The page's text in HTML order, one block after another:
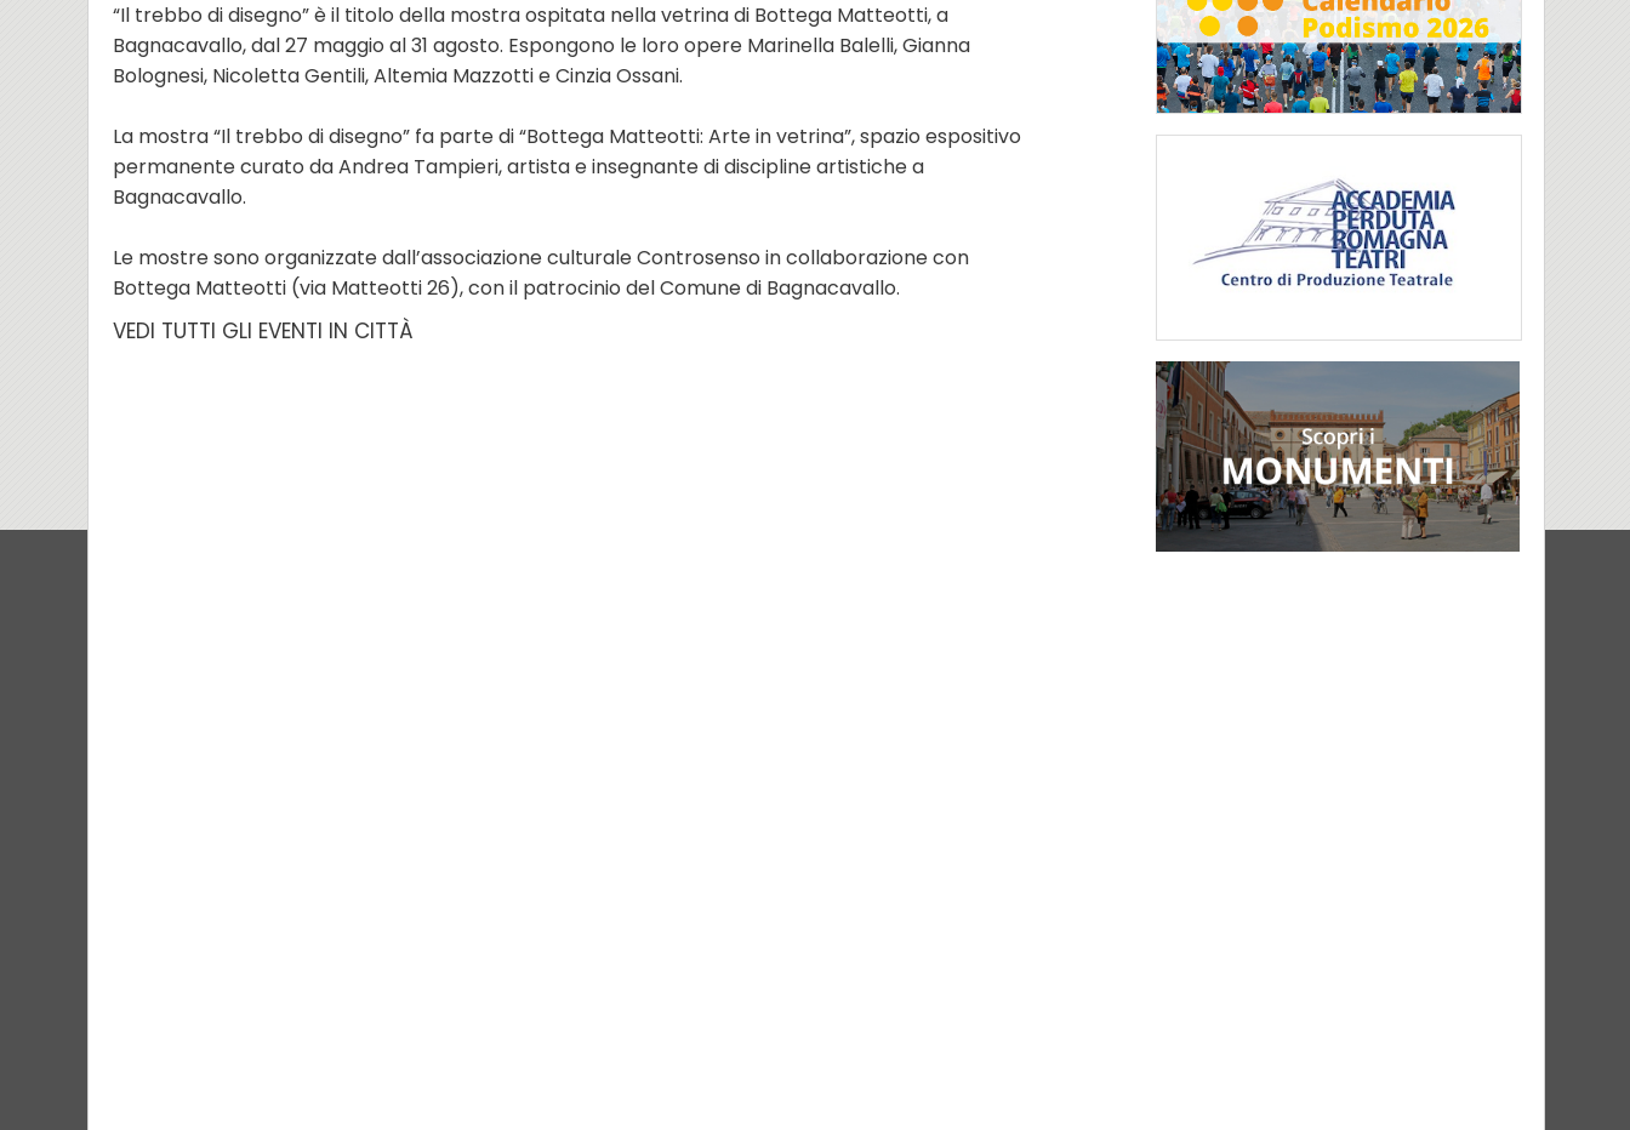
“Il trebbo di disegno” è il titolo della mostra ospitata nella vetrina di Bottega Matteotti, a
Bagnacavallo, dal 27 maggio al 31 agosto. Espongono le loro opere Marinella Balelli, Gianna
Bolognesi, Nicoletta Gentili, Altemia Mazzotti e Cinzia Ossani.
La mostra “Il trebbo di disegno” fa parte di “Bottega Matteotti: Arte in vetrina”, spazio espositivo
permanente curato da Andrea Tampieri, artista e insegnante di discipline artistiche a
Bagnacavallo.
Le mostre sono organizzate dall’associazione culturale Controsenso in collaborazione con
Bottega Matteotti (via Matteotti 26), con il patrocinio del Comune di Bagnacavallo.
VEDI TUTTI GLI EVENTI IN CITTÀ